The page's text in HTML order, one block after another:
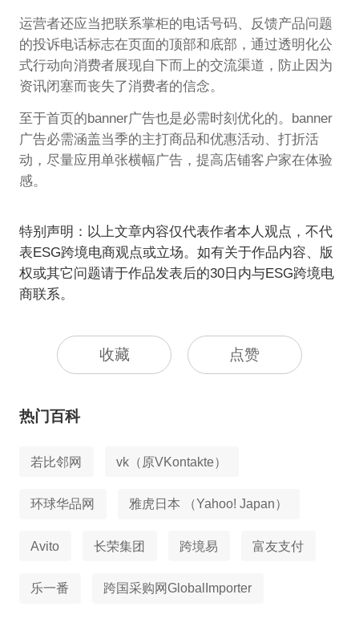
运营者还应当把联系掌柜的电话号码、反馈产品问题
的投诉电话标志在页面的顶部和底部，通过透明化公
式行动向消费者展现自下而上的交流渠道，防止因为
资讯闭塞而丧失了消费者的信念。
至于首页的banner广告也是必需时刻优化的。banner
广告必需涵盖当季的主打商品和优惠活动、打折活
动，尽量应用单张横幅广告，提高店铺客户家在体验
感。
特别声明：以上文章内容仅代表作者本人观点，不代
表ESG跨境电商观点或立场。如有关于作品内容、版
权或其它问题请于作品发表后的30日内与ESG跨境电
商联系。
收藏 点赞
热门百科
若比邻网 vk（原VKontakte）
环球华品网 雅虎日本 （Yahoo! Japan）
Avito 长荣集团 跨境易 富友支付
乐一番 跨国采购网GlobalImporter